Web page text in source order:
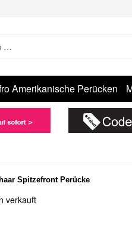
Amerikanische Perücken
Spitzefront Perücke
verkauft